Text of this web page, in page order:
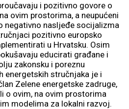
i pozitivno govore o
ovim prostorima, a neupućeni
negativno nasljeđe socijalizma
pozitivno europsko
u Hrvatsku. Osim
educirati građane i
zakonsku i poreznu
energetskih stručnjaka je i
Zelene energetske zadruge,
o ovim, na ovim prostorima
modelima za lokalni razvoj.